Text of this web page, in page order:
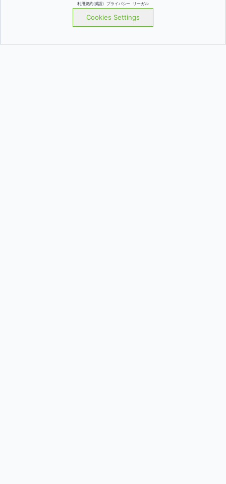
利用規約(英語) プライバシー リーガル
Cookies Settings